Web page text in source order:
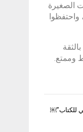
الصغيرة
واحتفظوا
وممتع.
للكتاب”￼